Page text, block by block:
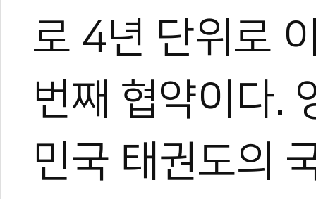
로 4년 단위로
번째 협약이다.
민국 태권도의
#아디다스 #스폰서 #대한태권도협회 #제우인터내셔널
#